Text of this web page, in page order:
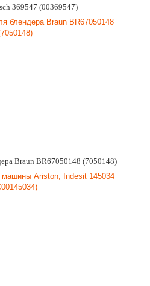
369547 (00369547)
Braun BR67050148 (7050148)